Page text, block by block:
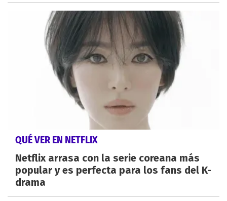
QUÉ VER EN NETFLIX
Netflix arrasa con la serie coreana más
popular y es perfecta para los fans del K-
drama